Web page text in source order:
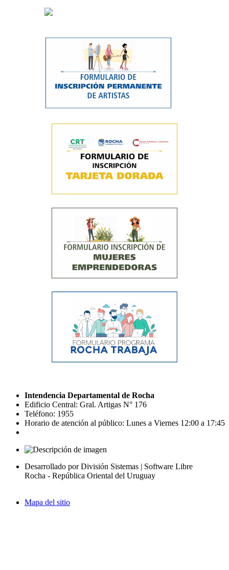
Intendencia Departamental de Rocha
Edificio Central: Gral. Artigas N° 176
Teléfono: 1955
Horario de atención al público: Lunes a Viernes 12:00 a 17:45
Desarrollado por División Sistemas | Software Libre
Rocha - República Oriental del Uruguay
Mapa del sitio